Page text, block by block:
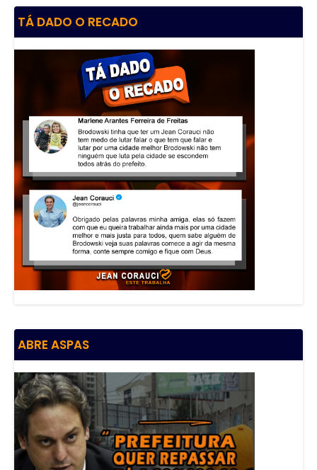
TÁ DADO O RECADO
ABRE ASPAS